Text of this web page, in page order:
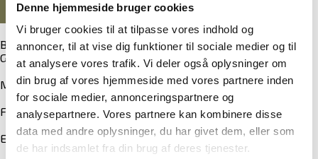
Denne hjemmeside bruger cookies
Vi bruger cookies til at tilpasse vores indhold og
annoncer, til at vise dig funktioner til sociale medier og til
at analysere vores trafik. Vi deler også oplysninger om
din brug af vores hjemmeside med vores partnere inden
for sociale medier, annonceringspartnere og
analysepartnere. Vores partnere kan kombinere disse
data med andre oplysninger, du har givet dem, eller som
de har indsamlet fra din brug af deres tjenester.
BRIXIA UNO 4/E er certificeret i EN 1143-1 -
Gr. 1
Modul til smykker og ure kan tilkøbes
Flot Italiensk design
Elektronisk kodelås integreret i døren.
BLOG